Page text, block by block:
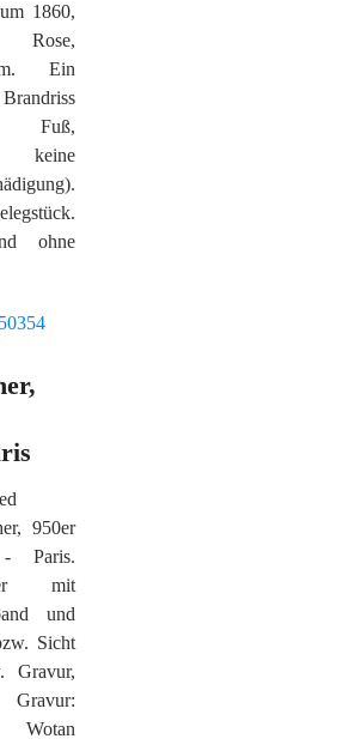
1860,
Ein
keine
ohne
950er
- Paris.
mit
und
Sicht
Gravur,
Wotan